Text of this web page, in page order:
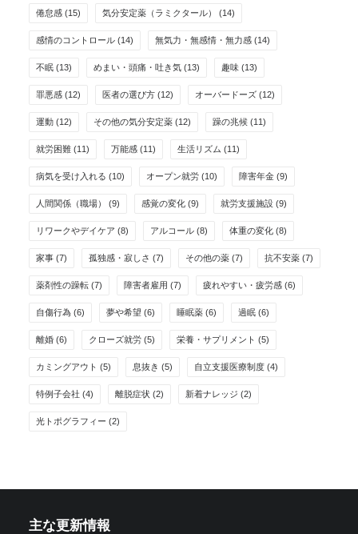
倦怠感 (15) 気分安定薬（ラミクタール） (14)
感情のコントロール (14) 無気力・無感情・無力感 (14)
不眠 (13) めまい・頭痛・吐き気 (13) 趣味 (13)
罪悪感 (12) 医者の選び方 (12) オーバードーズ (12)
運動 (12) その他の気分安定薬 (12) 躁の兆候 (11)
就労困難 (11) 万能感 (11) 生活リズム (11)
病気を受け入れる (10) オープン就労 (10) 障害年金 (9)
人間関係（職場） (9) 感覚の変化 (9) 就労支援施設 (9)
リワークやデイケア (8) アルコール (8) 体重の変化 (8)
家事 (7) 孤独感・寂しさ (7) その他の薬 (7) 抗不安薬 (7)
薬剤性の躁転 (7) 障害者雇用 (7) 疲れやすい・疲労感 (6)
自傷行為 (6) 夢や希望 (6) 睡眠薬 (6) 過眠 (6)
離婚 (6) クローズ就労 (5) 栄養・サプリメント (5)
カミングアウト (5) 息抜き (5) 自立支援医療制度 (4)
特例子会社 (4) 離脱症状 (2) 新着ナレッジ (2)
光トポグラフィー (2)
主な更新情報